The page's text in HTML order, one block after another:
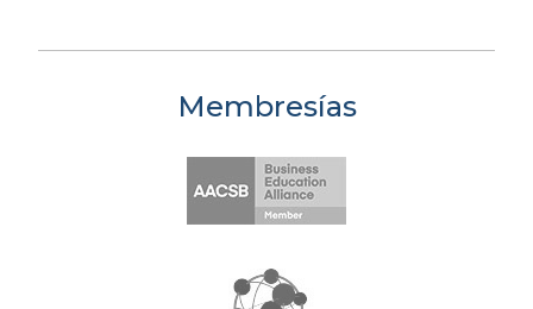
Membresías